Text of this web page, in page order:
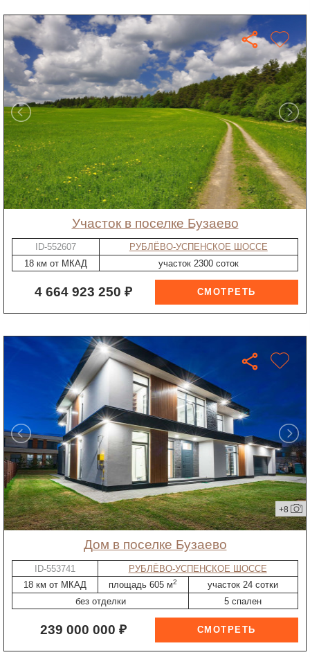
участок в поселке Бузаево
ID-552607
РУБЛЁВО-УСПЕНСКОЕ ШОССЕ
18 км от МКАД
участок 2300 соток
4 664 923 250 ₽
+8
дом в поселке Бузаево
ID-553741
РУБЛЁВО-УСПЕНСКОЕ ШОССЕ
18 км от МКАД
площадь 605 м2
участок 24 сотки
без отделки
5 спален
239 000 000 ₽